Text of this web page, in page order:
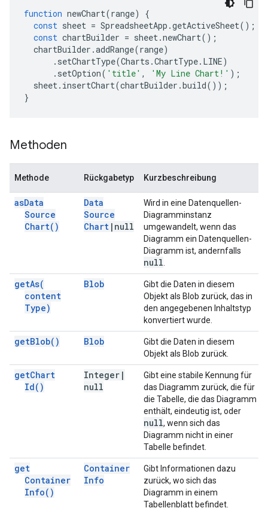
function newChart(range)
{
const sheet = SpreadsheetApp .getActiveSheet();
const chartBuilder = sheet.newChart();
chartBuilder .addRange(range)
. setChartType(Charts .ChartType. LINE)
. setOption( 'title' , 'My Line Chart!' );
sheet. insertChart(chartBuilder .build());
}
Methoden
Methode Rückgabetyp Kurzbeschreibung
asData
Source
Chart( )
Data
Source
Chart | null
Wird in eine Datenquellen-
Diagramminstanz
umgewandelt, wenn das
Diagramm ein Datenquellen-
Diagramm ist, andernfalls
null
getAs(
content
Type)
Blob
Gibt die Daten in diesem
Objekt als Blob zurück, das in
den angegebenen Inhaltstyp
konvertiert wurde.
getBlob( ) Blob
Gibt die Daten in diesem
Objekt als Blob zurück.
getChart
Id( )
Integer |
null
Gibt eine stabile Kennung für
das Diagramm zurück, die für
die Tabelle, die das Diagramm
enthält, eindeutig ist, oder
null, wenn sich das
Diagramm nicht in einer
Tabelle befindet.
get
Container
Info( )
Container
Info
Gibt Informationen dazu
zurück, wo sich das
Diagramm in einem
Tabellenblatt befindet.